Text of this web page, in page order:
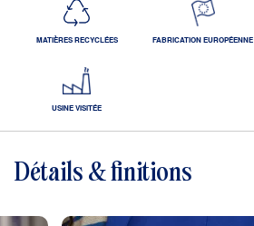
MATIÈRES RECYCLÉES FABRICATION EUROPÉENNE
USINE VISITÉE
Détails & finitions